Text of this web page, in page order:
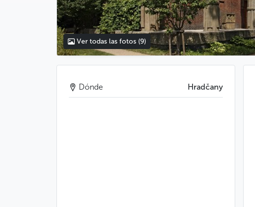
Ver todas las fotos (9)
Dónde Hradčany